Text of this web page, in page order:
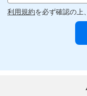
利用規約を必ず確認の上